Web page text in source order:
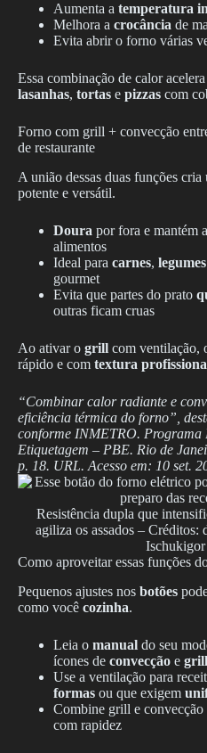
Aumenta a temperatura
Melhora a crocância de
Evita abrir o forno várias
Essa combinação de calor
lasanhas, tortas e pizzas com
Forno com grill + convecção
de restaurante
A união dessas duas funções cria
potente e versátil.
Doura por fora e mantém a
alimentos
Ideal para carnes,
gourmet
Evita que partes do prato
outras ficam cruas
Ao ativar o grill com ventilação,
rápido e com textura
“Combinar calor radiante e
eficiência térmica do forno”,
conforme INMETRO. Programa
Etiquetagem – PBE. Rio de
p. 18. URL. Acesso em: 10 set.
Resistência dupla que
agiliza os assados – Créditos:
Ischukigor
Como aproveitar essas funções
Pequenos ajustes nos botões
como você cozinha.
Leia o manual do seu
ícones de convecção e grill
Use a ventilação para
formas ou que exigem
Combine grill e convecção
com rapidez